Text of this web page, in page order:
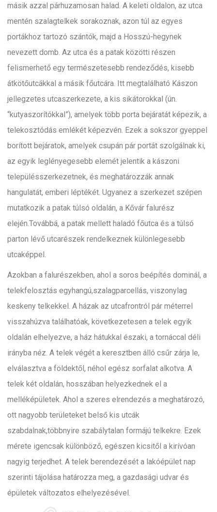
másik azzal párhuzamosan halad. A keleti oldalon, az utca
mentén szalagtelkek sorakoznak, azon túl az egyes
portákhoz tartozó szántók, majd a Hosszú-hegynek
nevezett domb. Az utca és a patak közötti részen
felismerhető egy természetesebb rendeződés, kisebb
átkötőutcákkal a másik főutcára. Itt megtalálható Kászon
jellegzetes utcaszerkezete, a kis sikátorokkal (ún.
“kutyaszorítókkal”), amelyek több porta bejáratát képezik, a
telekosztódás emlékét képezvén. Ezek a sokszor gyeppel
borított bejáratok, amelyek csupán pár portát szolgálnak ki,
az egyik leglényegesebb elemét jelentik a kászoni
településszerkezetnek, és meghatározzák annak
hangulatát, emberi léptékét. Ugyanez a szerkezet szépen
mutatkozik a patak túlsó oldalán, a Kővár falurész
elején.Továbbá, a patak mellett haladó főutca és a túlsó
parton lévő utcarészek rendelkeznek különlegesebb
utcaképpel.
Azokban a falurészekben, ahol a soros beépítés dominál, a
telekfelosztás egyhangú,szalagparcellás, viszonylag
keskeny telkekkel. A házak az utcafrontról pár méterrel
visszahúzva találhatóak, következetesen a telek egyik
oldalán elhelyezve, a ház hátukkal északi, a tornáccal déli
irányba néz. A telek végét a keresztben álló csűr zárja le,
elválasztva a földektől, néhol egész sorfalat alkotva. A
telek két oldalán, hosszában helyezkednek el a
melléképületek. Ahol a szeres elrendezés a meghatározó,
ott nagyobb területeket belső kis utcák
szabdalnak,többnyire szabálytalan formájú telkekre. Ezek
mérete igencsak különböző, egészen kicsitől a kirívóan
nagyig terjedhet. A telek berendezését a lakóépület nap
szerinti tájolása határozza meg, a gazdasági udvar és
épületek változatos elhelyezésével.